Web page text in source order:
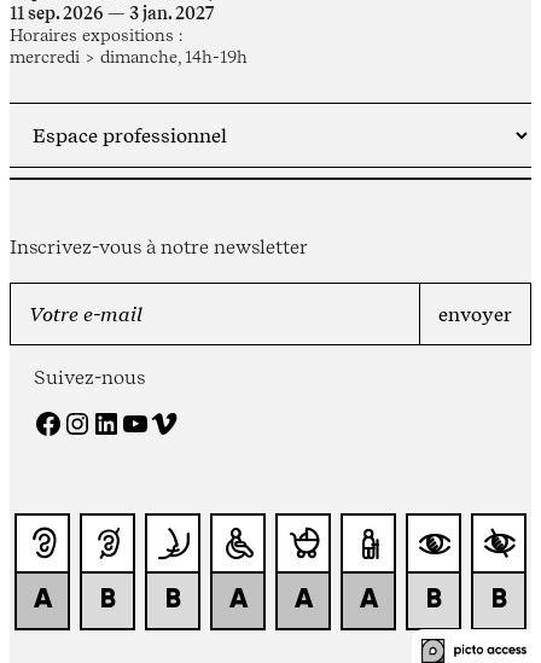
11 sep. 2026 — 3 jan. 2027
Horaires expositions :
mercredi > dimanche, 14h-19h
Inscrivez-vous à notre newsletter
Suivez-nous
Facebook Instagram LinkedIn YouTube Vimeo